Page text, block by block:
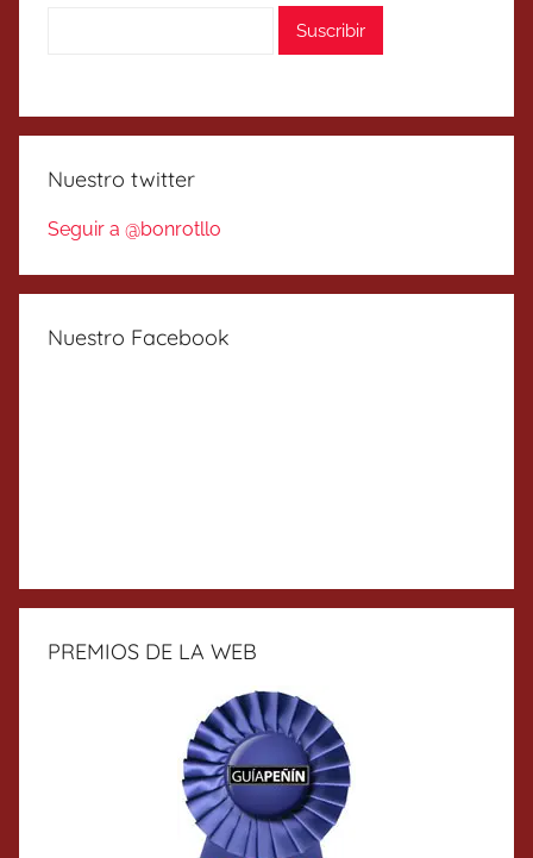
Nuestro twitter
Seguir a @bonrotllo
Nuestro Facebook
PREMIOS DE LA WEB